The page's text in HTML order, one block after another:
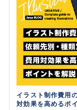
イラスト制作費用
対効果を高めるポ